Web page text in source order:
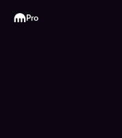
Kraken
Pro